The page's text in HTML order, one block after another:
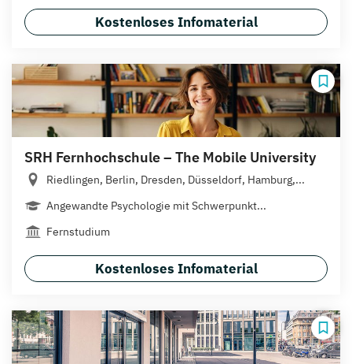
Kostenloses Infomaterial
SRH Fernhochschule – The Mobile University
Riedlingen, Berlin, Dresden, Düsseldorf, Hamburg,...
Angewandte Psychologie mit Schwerpunkt...
Fernstudium
Kostenloses Infomaterial